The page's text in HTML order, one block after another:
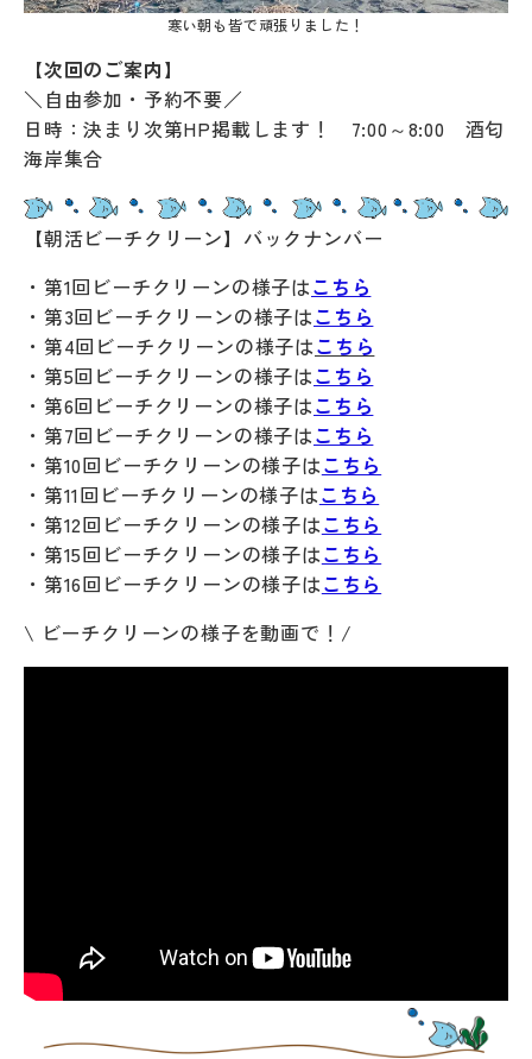
寒い朝も皆で頑張りました！
【次回のご案内】
＼自由参加・予約不要／
日時：決まり次第HP掲載します！ 7:00～8:00 酒匂
海岸集合
【朝活ビーチクリーン】バックナンバー
・第1回ビーチクリーンの様子はこちら
・第3回ビーチクリーンの様子はこちら
・第4回ビーチクリーンの様子はこちら
・第5回ビーチクリーンの様子はこちら
・第6回ビーチクリーンの様子はこちら
・第7回ビーチクリーンの様子はこちら
・第10回ビーチクリーンの様子はこちら
・第11回ビーチクリーンの様子はこちら
・第12回ビーチクリーンの様子はこちら
・第15回ビーチクリーンの様子はこちら
・第16回ビーチクリーンの様子はこちら
\ ビーチクリーンの様子を動画で！/